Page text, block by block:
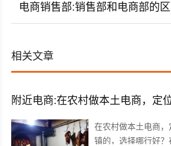
电商销售部:销售部和电商部的区
相关文章
在农村做本土电商
镇的，选择哪行好